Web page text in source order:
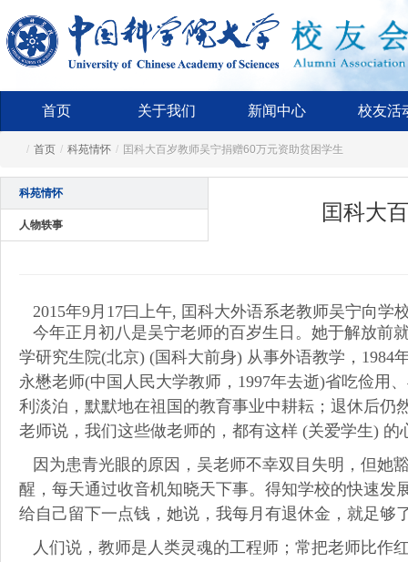
首页 关于我们 新闻中心 校友活
/ 首页 / 科苑情怀 / 囯科大百岁教师吴宁捐赠60万元资助贫困学生
科苑情怀
人物轶事
囯科大
2015年9月17曰上午, 囯科大外语系老教师吴宁向学
今年正月初八是吴宁老师的百岁生日。她于解放前
学研究生院(北京) (国科大前身) 从事外语教学，1984
永懋老师(中国人民大学教师，1997年去逝)省吃俭用
利淡泊，默默地在祖国的教育事业中耕耘；退休后
老师说，我们这些做老师的，都有这样 (关爱学生)
因为患青光眼的原因，吴老师不幸双目失明，但她
醒，每天通过收音机知晓天下事。得知学校的快速
给自己留下一点钱，她说，我每月有退休金，就足够
人们说，教师是人类灵魂的工程师；常把老师比作